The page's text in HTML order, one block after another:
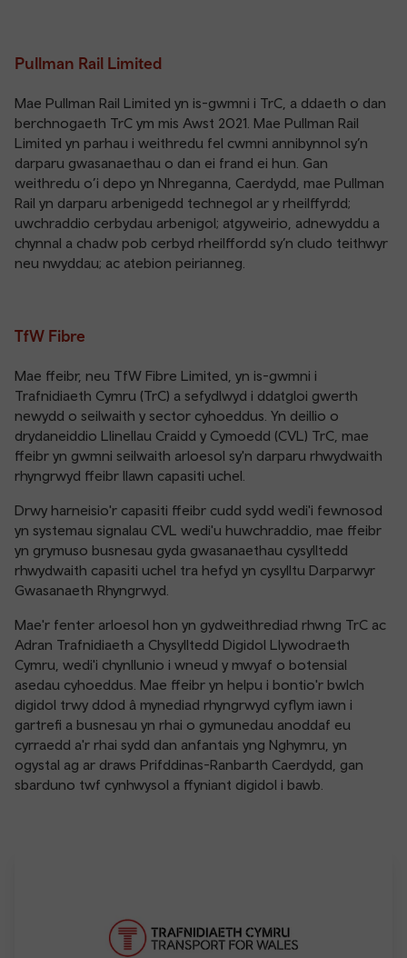
Pullman Rail Limited
Mae Pullman Rail Limited yn is-gwmni i TrC, a ddaeth o dan
berchnogaeth TrC ym mis Awst 2021. Mae Pullman Rail
Limited yn parhau i weithredu fel cwmni annibynnol sy’n
darparu gwasanaethau o dan ei frand ei hun. Gan
weithredu o’i depo yn Nhreganna, Caerdydd, mae Pullman
Rail yn darparu arbenigedd technegol ar y rheilffyrdd;
uwchraddio cerbydau arbenigol; atgyweirio, adnewyddu a
chynnal a chadw pob cerbyd rheilffordd sy’n cludo teithwyr
neu nwyddau; ac atebion peirianneg.
TfW Fibre
Mae ffeibr, neu TfW Fibre Limited, yn is-gwmni i
Trafnidiaeth Cymru (TrC) a sefydlwyd i ddatgloi gwerth
newydd o seilwaith y sector cyhoeddus. Yn deillio o
drydaneiddio Llinellau Craidd y Cymoedd (CVL) TrC, mae
ffeibr yn gwmni seilwaith arloesol sy'n darparu rhwydwaith
rhyngrwyd ffeibr llawn capasiti uchel.
Drwy harneisio'r capasiti ffeibr cudd sydd wedi'i fewnosod
yn systemau signalau CVL wedi'u huwchraddio, mae ffeibr
yn grymuso busnesau gyda gwasanaethau cysylltedd
rhwydwaith capasiti uchel tra hefyd yn cysylltu Darparwyr
Gwasanaeth Rhyngrwyd.
Mae'r fenter arloesol hon yn gydweithrediad rhwng TrC ac
Adran Trafnidiaeth a Chysylltedd Digidol Llywodraeth
Cymru, wedi'i chynllunio i wneud y mwyaf o botensial
asedau cyhoeddus. Mae ffeibr yn helpu i bontio'r bwlch
digidol trwy ddod â mynediad rhyngrwyd cyflym iawn i
gartrefi a busnesau yn rhai o gymunedau anoddaf eu
cyrraedd a'r rhai sydd dan anfantais yng Nghymru, yn
ogystal ag ar draws Prifddinas-Ranbarth Caerdydd, gan
sbarduno twf cynhwysol a ffyniant digidol i bawb.